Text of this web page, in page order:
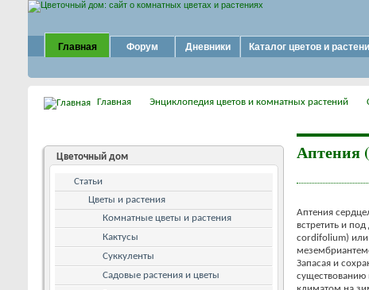
Главная Форум Дневники Каталог цветов и
Главная Энциклопедия цветов и комнатных растений
Аптения
Аптения
встретить и
cordifolium) или
Запасая и
существованию
Цветочный дом
Статьи
Цветы и растения
Комнатные цветы и растения
Кактусы
Суккуленты
Садовые растения и цветы